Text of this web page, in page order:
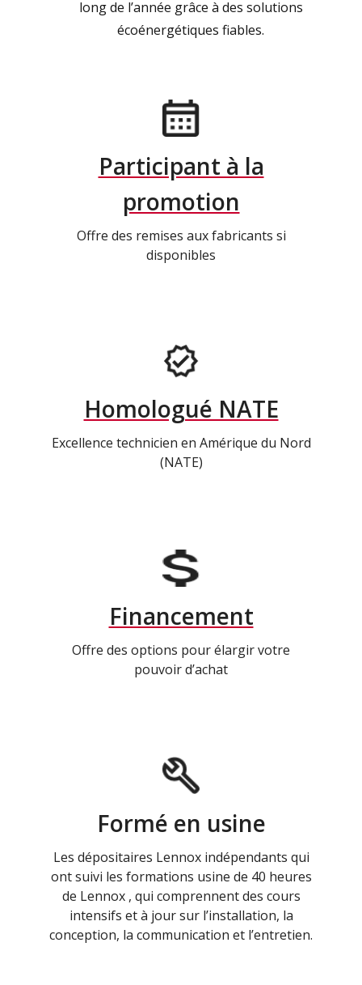
long de l’année grâce à des solutions
écoénergétiques fiables.
Participant à la
promotion
Offre des remises aux fabricants si
disponibles
Homologué NATE
Excellence technicien en Amérique du Nord
(NATE)
Financement
Offre des options pour élargir votre
pouvoir d’achat
Formé en usine
Les dépositaires Lennox indépendants qui
ont suivi les formations usine de 40 heures
de Lennox , qui comprennent des cours
intensifs et à jour sur l’installation, la
conception, la communication et l’entretien.